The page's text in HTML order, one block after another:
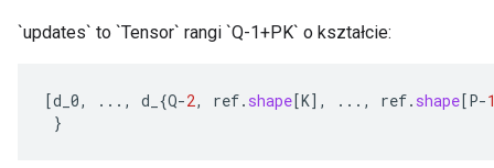
`updates` to `Tensor` rangi `Q-1+PK` o kształcie:
[d_0, ..., d_ {Q-2, ref. shape[K] , ..., ref. shape[P-
}